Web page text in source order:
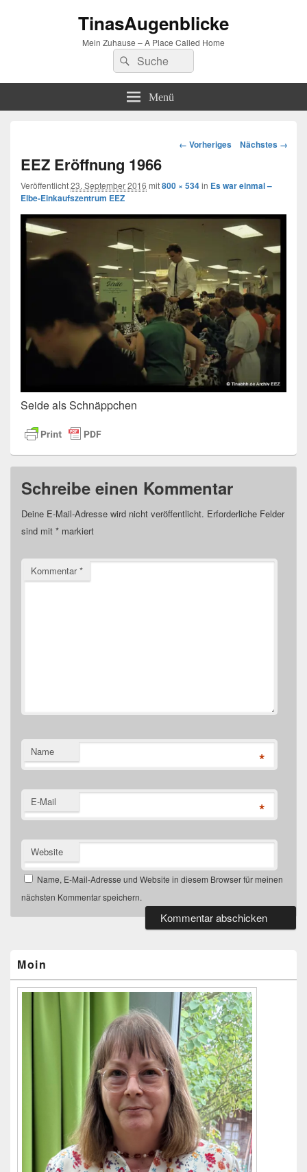
TinasAugenblicke
Mein Zuhause – A Place Called Home
Suchen
nach:
Suchen
Menü
Bilder-
← Vorheriges Nächstes →
EEZ Eröffnung 1966
Veröffentlicht23. September 2016 mit800 × 534in Es war einmal –
Elbe-Einkaufszentrum EEZ
Seide als Schnäppchen
Schreibe einen Kommentar
Deine E-Mail-Adresse wird nicht veröffentlicht. Erforderliche Felder
sind mit * markiert
Kommentar*
Name *
E-Mail *
Website
Name, E-Mail-Adresse und Website in diesem Browser für meinen
nächsten Kommentar speichern.
Widgetbereich
Moin